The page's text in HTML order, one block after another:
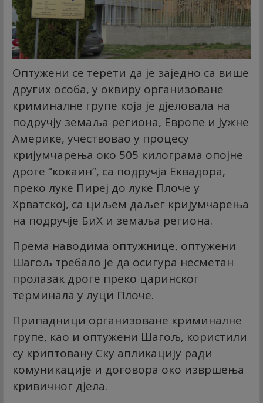
Оптужени се терети да је заједно са више
других особа, у оквиру организоване
криминалне групе која је дјеловала на
подручју земаља региона, Европе и Јужне
Америке, учествовао у процесу
кријумчарења око 505 килограма опојне
дроге “кокаин”, са подручја Еквадора,
преко луке Пиреј до луке Плоче у
Хрватској, са циљем даљег кријумчарења
на подручје БиХ и земаља региона.
Према наводима оптужнице, оптужени
Шагољ требало је да осигура несметан
пролазак дроге преко царинског
терминала у луци Плоче.
Припадници организоване криминалне
групе, као и оптужени Шагољ, користили
су криптовану Скy апликацију ради
комуникације и договора око извршења
кривичног дјела.